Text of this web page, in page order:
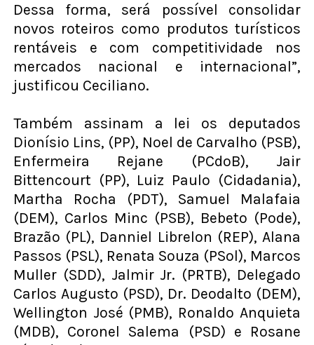
Dessa forma, será possível consolidar
novos roteiros como produtos turísticos
rentáveis e com competitividade nos
mercados nacional e internacional”,
justificou Ceciliano.
Também assinam a lei os deputados
Dionísio Lins, (PP), Noel de Carvalho (PSB),
Enfermeira Rejane (PCdoB), Jair
Bittencourt (PP), Luiz Paulo (Cidadania),
Martha Rocha (PDT), Samuel Malafaia
(DEM), Carlos Minc (PSB), Bebeto (Pode),
Brazão (PL), Danniel Librelon (REP), Alana
Passos (PSL), Renata Souza (PSol), Marcos
Muller (SDD), Jalmir Jr. (PRTB), Delegado
Carlos Augusto (PSD), Dr. Deodalto (DEM),
Wellington José (PMB), Ronaldo Anquieta
(MDB), Coronel Salema (PSD) e Rosane